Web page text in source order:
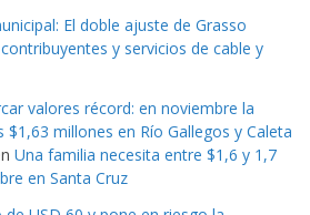
El doble ajuste de Grasso
y servicios de cable y
valores récord: en noviembre la
millones en Río Gallegos y Caleta
Una familia necesita entre $1,6 y 1,7
en Santa Cruz